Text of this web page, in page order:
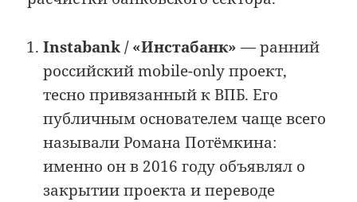
Instabank / «Инстабанк» — ранний
российский mobile-only проект,
тесно привязанный к ВПБ. Его
публичным основателем чаще всего
называли Романа Потёмкина:
именно он в 2016 году объявлял о
закрытии проекта и переводе